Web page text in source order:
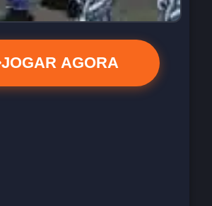
JOGAR AGORA